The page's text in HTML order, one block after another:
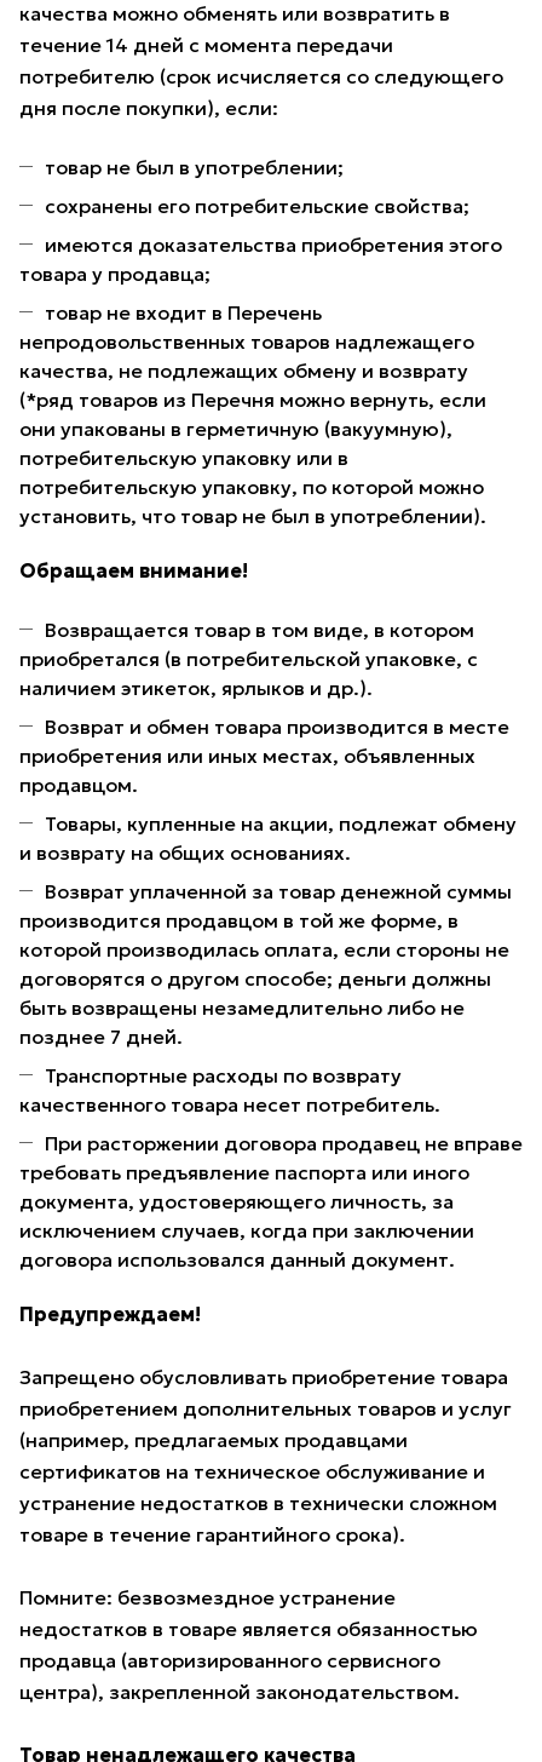
качества можно обменять или возвратить в
течение 14 дней с момента передачи
потребителю (срок исчисляется со следующего
дня после покупки), если:
товар не был в употреблении;
сохранены его потребительские свойства;
имеются доказательства приобретения этого
товара у продавца;
товар не входит в Перечень
непродовольственных товаров надлежащего
качества, не подлежащих обмену и возврату
(*ряд товаров из Перечня можно вернуть, если
они упакованы в герметичную (вакуумную),
потребительскую упаковку или в
потребительскую упаковку, по которой можно
установить, что товар не был в употреблении).
Обращаем внимание!
Возвращается товар в том виде, в котором
приобретался (в потребительской упаковке, с
наличием этикеток, ярлыков и др.).
Возврат и обмен товара производится в месте
приобретения или иных местах, объявленных
продавцом.
Товары, купленные на акции, подлежат обмену
и возврату на общих основаниях.
Возврат уплаченной за товар денежной суммы
производится продавцом в той же форме, в
которой производилась оплата, если стороны не
договорятся о другом способе; деньги должны
быть возвращены незамедлительно либо не
позднее 7 дней.
Транспортные расходы по возврату
качественного товара несет потребитель.
При расторжении договора продавец не вправе
требовать предъявление паспорта или иного
документа, удостоверяющего личность, за
исключением случаев, когда при заключении
договора использовался данный документ.
Предупреждаем!
Запрещено обусловливать приобретение товара
приобретением дополнительных товаров и услуг
(например, предлагаемых продавцами
сертификатов на техническое обслуживание и
устранение недостатков в технически сложном
товаре в течение гарантийного срока).
Помните: безвозмездное устранение
недостатков в товаре является обязанностью
продавца (авторизированного сервисного
центра), закрепленной законодательством.
Товар ненадлежащего качества